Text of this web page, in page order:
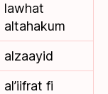
lawhat
altahakum
alzaayid
al’iifrat fi